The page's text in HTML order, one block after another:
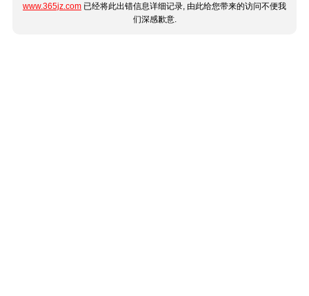
www.365jz.com 已经将此出错信息详细记录, 由此给您带来的访问不便我
们深感歉意.